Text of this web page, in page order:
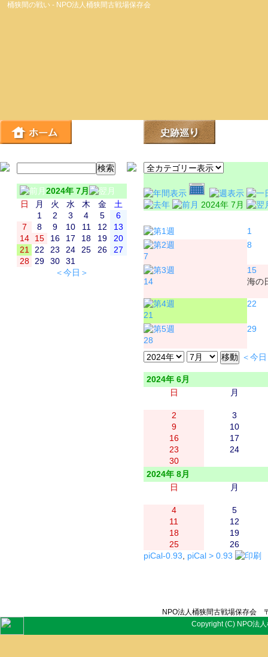
桶狭間の戦い - NPO法人桶狭間古戦場保存会
2024年 7月
日
月 火 水 木 金
土
1
2 3 4 5
6
7
8 9 10 11 12
13
14
15 16 17 18 19
20
21
22 23 24 25 26
27
28
29 30
31
＜今日＞
2024年 7月
1
7
8
14
15
海の
21
22
28
29
＜今
2024年 6月
日
月
2
3
9
10
16
17
23
24
30
2024年 8月
日
月
4
5
11
12
18
19
25
26
piCal-0.93, piCal > 0.93
NPO法人桶狭間古戦場保存
Copyright (C) NPO法